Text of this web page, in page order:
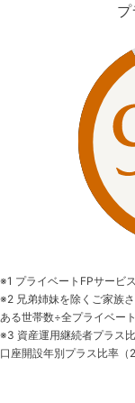
※1 プライベートFPサービ
※2 兄弟姉妹を除くご家族
ある世帯数÷全プライベー
※3 資産運用継続者プラス
口座開設年別プラス比率（